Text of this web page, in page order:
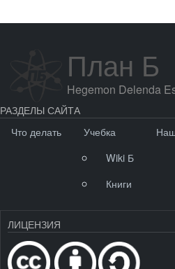
План Б
Hegemon Delenda
РАЗДЕЛЫ САЙТА
Что делать
Учебка
Wiki Б
Книги
ЛИЦЕНЗИЯ